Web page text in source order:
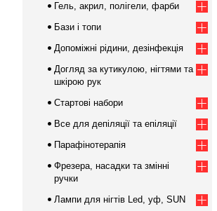
Гель, акрил, полігели, фарби
Бази і топи
Допоміжні рідини, дезінфекція
Догляд за кутикулою, нігтями та
шкірою рук
Стартові набори
Все для депіляції та епіляції
Парафінотерапія
Фрезера, насадки та змінні
ручки
Лампи для нігтів Led, уф, SUN